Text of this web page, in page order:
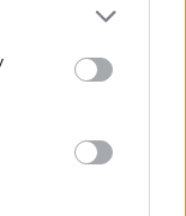
or more Google
You may click to
party tags to
in below Google
András